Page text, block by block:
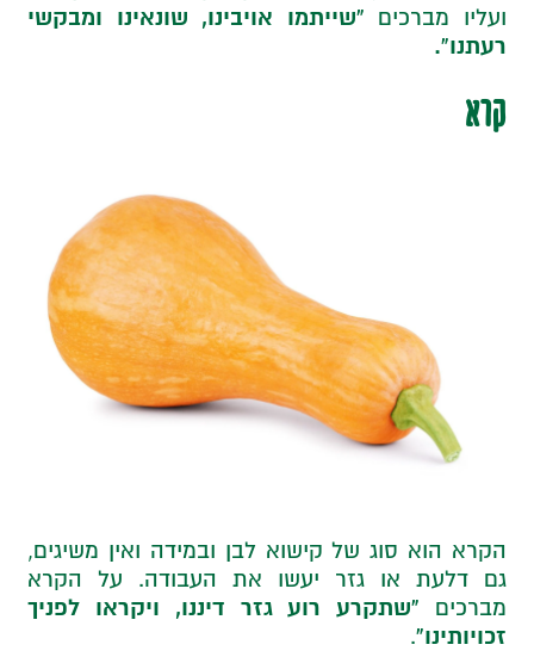
ועליו מברכים “שייתמו אויבינו, שונאינו ומבקשי
רעתנו”.
קרא
הקרא הוא סוג של קישוא לבן ובמידה ואין משיגים,
גם דלעת או גזר יעשו את העבודה. על הקרא
מברכים “שתקרע רוע גזר דיננו, ויקראו לפניך
זכויותינו”.